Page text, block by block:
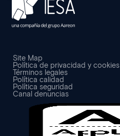
Site Map
Política de privacidad y cookies
Términos legales
Política calidad
Política seguridad
Canal denuncias